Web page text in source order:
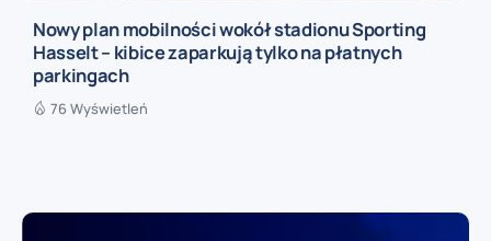
Nowy plan mobilności wokół stadionu Sporting
Hasselt – kibice zaparkują tylko na płatnych
parkingach
76 Wyświetleń